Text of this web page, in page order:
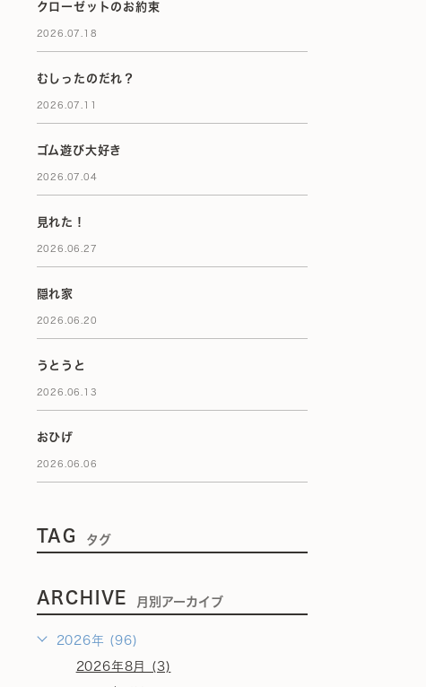
クローゼットのお約束
2026.07.18
むしったのだれ？
2026.07.11
ゴム遊び大好き
2026.07.04
見れた！
2026.06.27
隠れ家
2026.06.20
うとうと
2026.06.13
おひげ
2026.06.06
TAG タグ
ARCHIVE 月別アーカイブ
2026年 (96)
2026年8月 (3)